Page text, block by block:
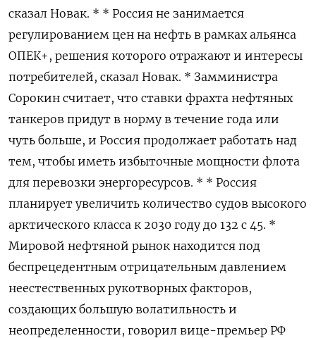
сказал Новак. * * Россия не занимается
регулированием цен на нефть в рамках альянса
ОПЕК+, решения которого отражают и интересы
потребителей, сказал Новак. * Замминистра
Сорокин считает, что ставки фрахта нефтяных
танкеров придут в норму в течение года или
чуть больше, и Россия продолжает работать над
тем, чтобы иметь избыточные мощности флота
для перевозки энергоресурсов. * * Россия
планирует увеличить количество судов высокого
арктического класса к 2030 году до 132 с 45. *
Мировой нефтяной рынок находится под
беспрецедентным отрицательным давлением
неестественных рукотворных факторов,
создающих большую волатильность и
неопределенности, говорил вице-премьер РФ